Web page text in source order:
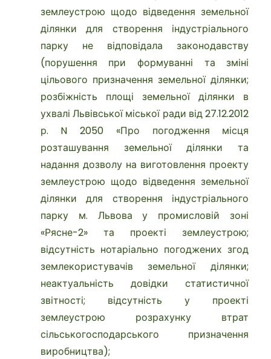
землеустрою щодо відведення земельної
ділянки для створення індустріального
парку не відповідала законодавству
(порушення при формуванні та зміні
цільового призначення земельної ділянки;
розбіжність площі земельної ділянки в
ухвалі Львівської міської ради від 27.12.2012
р. N 2050 «Про погодження місця
розташування земельної ділянки та
надання дозволу на виготовлення проекту
землеустрою щодо відведення земельної
ділянки для створення індустріального
парку м. Львова у промисловій зоні
«Рясне-2» та проекті землеустрою;
відсутність нотаріально погоджених згод
землекористувачів земельної ділянки;
неактуальність довідки статистичної
звітності; відсутність у проекті
землеустрою розрахунку втрат
сільськогосподарського призначення
виробництва);